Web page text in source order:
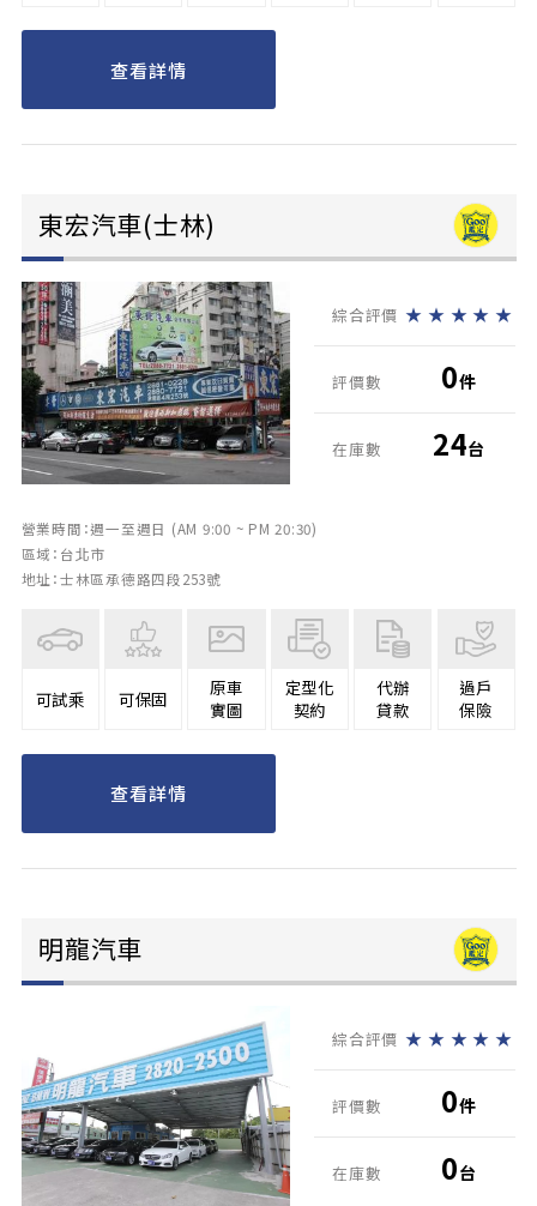
查看詳情
東宏汽車(士林)
營業時間：週一至週日 (AM 9:00 ~ PM 20:30)
區域：台北市
地址：士林區承德路四段253號
綜合評價 ★ ★ ★ ★ ★
評價數 0件
在庫數 24台
可試乘 可保固
原車
實圖
定型化
契約
代辦
貸款
過戶
保險
查看詳情
明龍汽車
綜合評價 ★ ★ ★ ★ ★
評價數 0件
在庫數 0台